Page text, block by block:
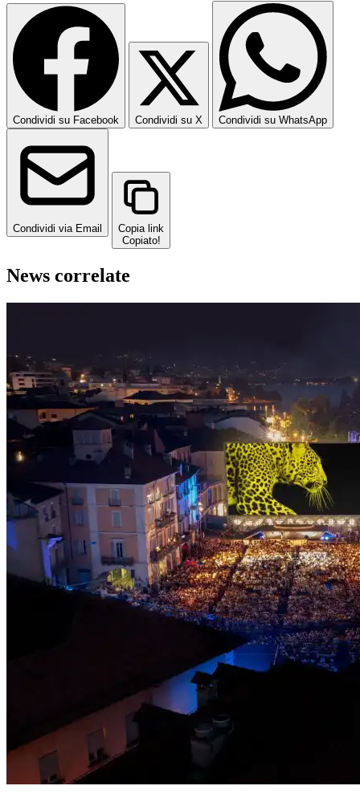
Condividi su Facebook Condividi su X Condividi su WhatsApp
Condividi via Email
Copia link
Copiato!
News correlate